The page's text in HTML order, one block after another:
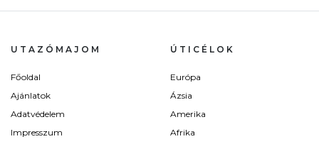
UTAZÓMAJOM
Főoldal
Ajánlatok
Adatvédelem
Impresszum
ÚTICÉLOK
Európa
Ázsia
Amerika
Afrika